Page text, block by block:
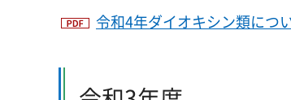
令和4年ダイオキシン類につ